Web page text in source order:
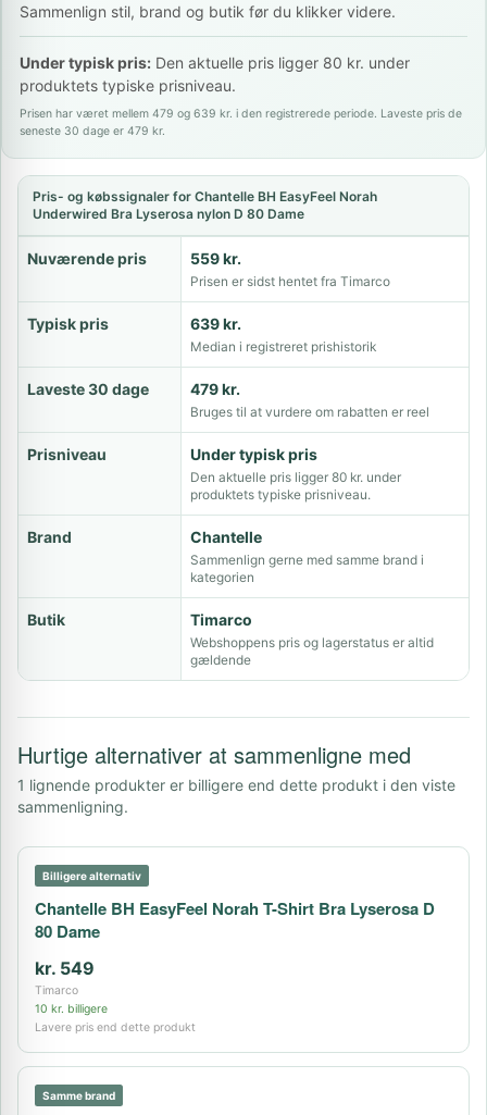
Sammenlign stil, brand og butik før du klikker videre.
Under typisk pris: Den aktuelle pris ligger 80 kr. under
produktets typiske prisniveau.
Prisen har været mellem 479 og 639 kr. i den registrerede periode. Laveste pris de
seneste 30 dage er 479 kr.
Pris- og købssignaler for Chantelle BH EasyFeel Norah
Underwired Bra Lyserosa nylon D 80 Dame
Nuværende pris 559 kr.
Prisen er sidst hentet fra Timarco
Typisk pris 639 kr.
Median i registreret prishistorik
Laveste 30 dage 479 kr.
Bruges til at vurdere om rabatten er reel
Prisniveau Under typisk pris
Den aktuelle pris ligger 80 kr. under
produktets typiske prisniveau.
Brand Chantelle
Sammenlign gerne med samme brand i
kategorien
Butik Timarco
Webshoppens pris og lagerstatus er altid
gældende
Hurtige alternativer at sammenligne med
1 lignende produkter er billigere end dette produkt i den viste
sammenligning.
Billigere alternativ
Chantelle BH EasyFeel Norah T-Shirt Bra Lyserosa D
80 Dame
kr. 549
Timarco
10 kr. billigere
Lavere pris end dette produkt
Samme brand